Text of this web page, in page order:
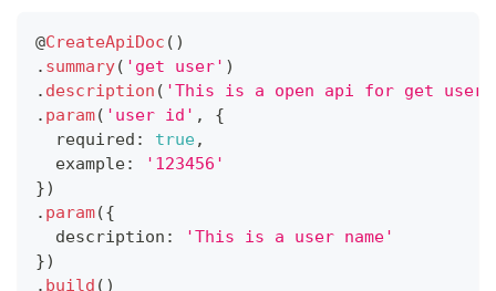
@CreateApiDoc ( )
. summary( 'get user' )
. description ( 'This is a open api for get user'
. param( 'user id' ,
{
  required
: true,
  example
:
'123456'
})
. param({
  description
:
'This is a user name'
})
. build ( )